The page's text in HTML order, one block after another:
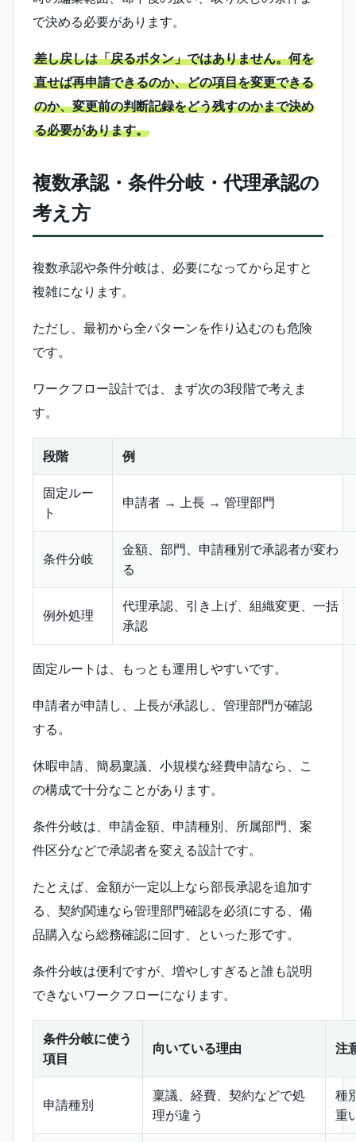
で決める必要があります。
差し戻しは「戻るボタン」ではありません。何を
直せば再申請できるのか、どの項目を変更できる
のか、変更前の判断記録をどう残すのかまで決め
る必要があります。
複数承認・条件分岐・代理承認の
考え方
複数承認や条件分岐は、必要になってから足すと
複雑になります。
ただし、最初から全パターンを作り込むのも危険
です。
ワークフロー設計では、まず次の3段階で考えま
す。
段階 例
固定ルー
ト
申請者 → 上長 → 管理部門
条件分岐
金額、部門、申請種別で承認者が変わ
る
例外処理
代理承認、引き上げ、組織変更、一括
承認
固定ルートは、もっとも運用しやすいです。
申請者が申請し、上長が承認し、管理部門が確認
する。
休暇申請、簡易稟議、小規模な経費申請なら、こ
の構成で十分なことがあります。
条件分岐は、申請金額、申請種別、所属部門、案
件区分などで承認者を変える設計です。
たとえば、金額が一定以上なら部長承認を追加す
る、契約関連なら管理部門確認を必須にする、備
品購入なら総務確認に回す、といった形です。
条件分岐は便利ですが、増やしすぎると誰も説明
できないワークフローになります。
条件分岐に使う
項目
向いている理由 注
申請種別
稟議、経費、契約などで処
理が違う
種
重